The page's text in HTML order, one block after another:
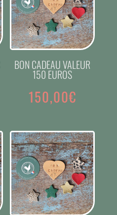
BON CADEAU VALEUR
150 EUROS
150,00€